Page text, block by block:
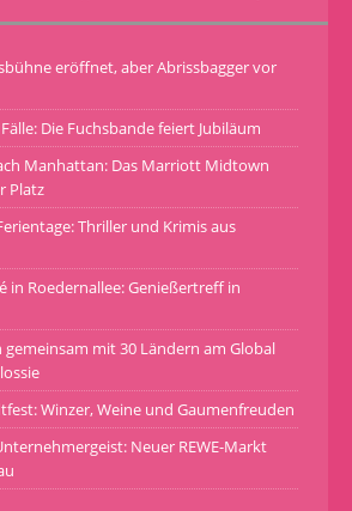
eröffnet, aber Abrissbagger vor
Die Fuchsbande feiert Jubiläum
Manhattan: Das Marriott Midtown
Platz
Thriller und Krimis aus
in Roedernallee: Genießertreff in
gemeinsam mit 30 Ländern am Global
Winzer, Weine und Gaumenfreuden
Neuer REWE-Markt